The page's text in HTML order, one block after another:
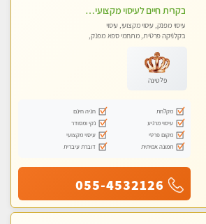
בקרית חיים לעיסוי מקצועי ואיכותי מומלץ
עיסוי מפנק, עיסוי מקצועי, עיסוי
בקלניקה פרטית, מתחמי ספא מפנק,
פלטינה
מקלחת
חניה חינם
עיסוי מרגיע
נקי ומסודר
מקום פרטי
עיסוי מקצועי
תמונה אמיתית
דוברת עיברית
055-4532126